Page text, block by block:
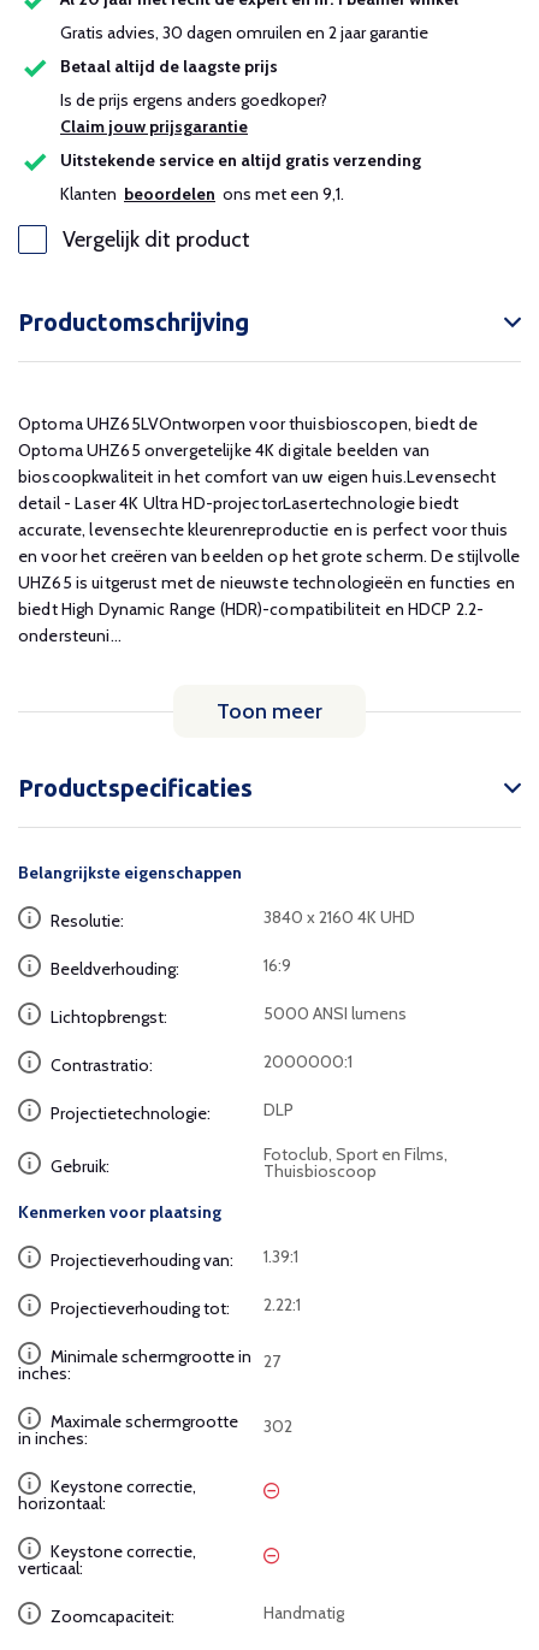
Gratis advies, 30 dagen omruilen en 2 jaar garantie
Betaal altijd de laagste prijs
Is de prijs ergens anders goedkoper?
Claim jouw prijsgarantie
Uitstekende service en altijd gratis verzending
Klanten beoordelen ons met een 9,1.
Vergelijk dit product
Productomschrijving
Optoma UHZ65LVOntworpen voor thuisbioscopen, biedt de
Optoma UHZ65 onvergetelijke 4K digitale beelden van
bioscoopkwaliteit in het comfort van uw eigen huis.Levensecht
detail - Laser 4K Ultra HD-projectorLasertechnologie biedt
accurate, levensechte kleurenreproductie en is perfect voor thuis
en voor het creëren van beelden op het grote scherm. De stijlvolle
UHZ65 is uitgerust met de nieuwste technologieën en functies en
biedt High Dynamic Range (HDR)-compatibiliteit en HDCP 2.2-
ondersteuni...
Toon meer
Productspecificaties
Belangrijkste eigenschappen
Resolutie: 3840 x 2160 4K UHD
Beeldverhouding: 16:9
Lichtopbrengst: 5000 ANSI lumens
Contrastratio: 2000000:1
Projectietechnologie: DLP
Gebruik:
Fotoclub, Sport en Films,
Thuisbioscoop
Kenmerken voor plaatsing
Projectieverhouding van: 1.39:1
Projectieverhouding tot: 2.22:1
Minimale schermgrootte in
inches:
27
Maximale schermgrootte
in inches:
302
Keystone correctie,
horizontaal:
Keystone correctie,
verticaal:
Zoomcapaciteit: Handmatig